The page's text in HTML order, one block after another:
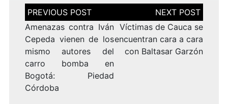
Navegación
de
entradas
Amenazas contra Iván
Cepeda vienen de los
mismo autores del
carro bomba en
Bogotá: Piedad
Córdoba
Víctimas de Cauca se
encuentran cara a cara
con Baltasar Garzón